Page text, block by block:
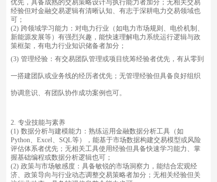
优先，具备成熟的交易策略设计与执行能力者加分；无相关交易
经验但对金融交易逻辑有清晰认知、有志于深耕电力交易领域也
可；
(2) 跨领域学习能力：对电力行业（如电力市场规则、电价机制、
新能源发展等）有强烈兴趣，能快速理解电力系统运行逻辑与政
策框架，有电力行业知识储备者加分；
(3) 管理经验：有交易团队管理或项目统筹经验者优先，有从零到
一搭建团队或业务线的经历者优先；无管理经验但具备良好组织
协调意识、有团队协作成功案例也可。
2. 专业技能与素养
(1) 数据分析与建模能力：熟练运用金融数据分析工具（如
Python、Excel、SQL等），能基于市场数据构建交易模型或风险
评估体系者优先；无相关工具使用经验但具备快速学习能力、掌
握基础编程或数据分析逻辑也可；
(2) 政策与市场敏感度：具备敏锐的市场洞察力，能结合宏观经
济、政策导向与行业动态调整交易策略者加分；无相关经验但关